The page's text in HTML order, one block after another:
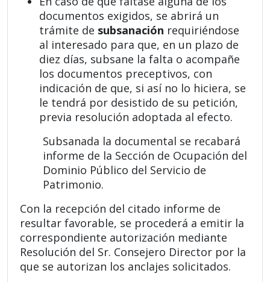
documentos exigidos, se abrirá un
trámite de subsanación requiriéndose
al interesado para que, en un plazo de
diez días, subsane la falta o acompañe
los documentos preceptivos, con
indicación de que, si así no lo hiciera, se
le tendrá por desistido de su petición,
previa resolución adoptada al efecto.
Subsanada la documental se recabará
informe de la Sección de Ocupación del
Dominio Público del Servicio de
Patrimonio.
Con la recepción del citado informe de
resultar favorable, se procederá a emitir la
correspondiente autorización mediante
Resolución del Sr. Consejero Director por la
que se autorizan los anclajes solicitados.